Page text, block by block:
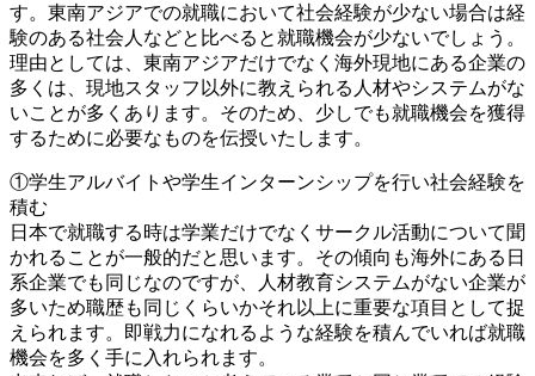
す。東南アジアでの就職において社会経験が少ない場合は経
験のある社会人などと比べると就職機会が少ないでしょう。
理由としては、東南アジアだけでなく海外現地にある企業の
多くは、現地スタッフ以外に教えられる人材やシステムがな
いことが多くあります。そのため、少しでも就職機会を獲得
するために必要なものを伝授いたします。
①学生アルバイトや学生インターンシップを行い社会経験を
積む
日本で就職する時は学業だけでなくサークル活動について聞
かれることが一般的だと思います。その傾向も海外にある日
系企業でも同じなのですが、人材教育システムがない企業が
多いため職歴も同じくらいかそれ以上に重要な項目として捉
えられます。即戦力になれるような経験を積んでいれば就職
機会を多く手に入れられます。